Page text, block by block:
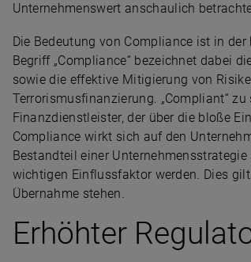
Unternehmenswert anschaulich
Die Bedeutung von Compliance ist in
Begriff „Compliance“ bezeichnet dabei
sowie die effektive Mitigierung von
Terrorismusfinanzierung. „Compliant“
Finanzdienstleister, der über die bloße
Compliance wirkt sich auf den
Bestandteil einer
wichtigen Einflussfaktor werden. Dies
Übernahme stehen.
Erhöhter